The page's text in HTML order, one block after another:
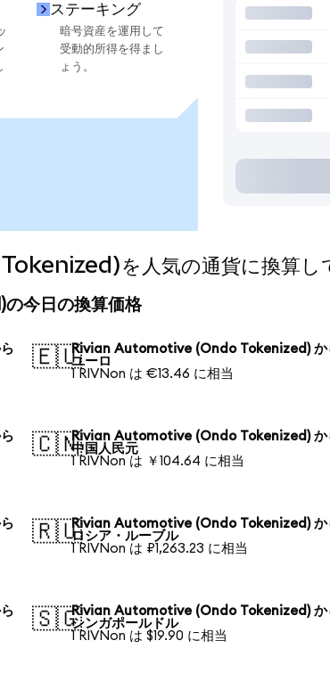
ステーキング
暗号資産を運用して
受動的所得を得まし
ょう。
を人気の通貨に換算し
今日の換算価格
🇪🇺Rivian Automotive (Ondo Tokenized) か
ユーロ
1 RIVNon は €13.46 に相当
🇨🇳Rivian Automotive (Ondo Tokenized) か
中国人民元
1 RIVNon は ￥104.64 に相当
🇷🇺Rivian Automotive (Ondo Tokenized) か
ロシア・ルーブル
1 RIVNon は ₽1,263.23 に相当
🇸🇬Rivian Automotive (Ondo Tokenized) か
シンガポールドル
1 RIVNon は $19.90 に相当